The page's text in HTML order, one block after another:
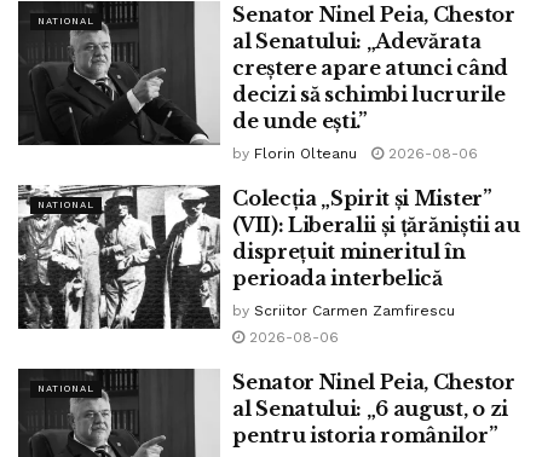
NATIONAL
Senator Ninel Peia, Chestor
al Senatului: „Adevărata
creștere apare atunci când
decizi să schimbi lucrurile
de unde ești.”
by Florin Olteanu 2026-08-06
NATIONAL
Colecția „Spirit și Mister”
(VII): Liberalii și țărăniștii au
disprețuit mineritul în
perioada interbelică
by Scriitor Carmen Zamfirescu
2026-08-06
NATIONAL
Senator Ninel Peia, Chestor
al Senatului: „6 august, o zi
pentru istoria românilor”